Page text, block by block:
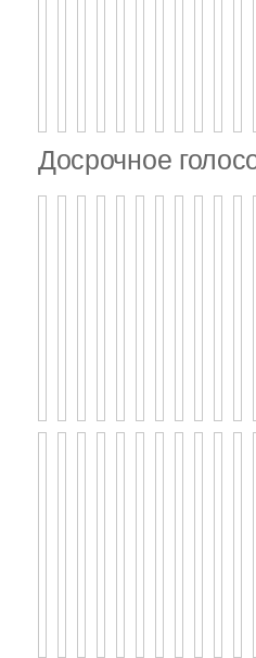
Досрочное